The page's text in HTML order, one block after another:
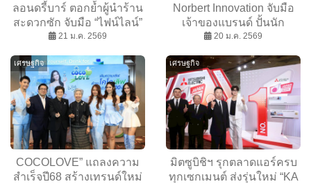
ลอนดรี้บาร์ ตอกย้ำผู้นำร้าน
สะดวกซัก จับมือ “ไฟน์ไลน์”
พัฒนาน้ำยาสูตรเฉพาะ
21 ม.ค. 2569
Norbert Innovation จับมือ
เจ้าของแบรนด์ ปั้นนัก
ขายตัวจริง เปิดเกมรุก
20 ม.ค. 2569
เศรษฐกิจ
COCOLOVE” แถลงความ
สำเร็จปี68 สร้างเทรนด์ใหม่
เศรษฐกิจ
มิตซูบิชิฯ รุกตลาดแอร์ครบ
ทุกเซกเมนต์ ส่งรุ่นใหม่ “KA